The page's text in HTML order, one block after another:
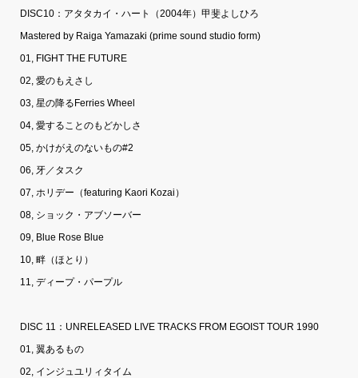
DISC10：アタタカイ・ハート（2004年）甲斐よしひろ
Mastered by Raiga Yamazaki (prime sound studio form)
01, FIGHT THE FUTURE
02, 愛のもえさし
03, 星の降るFerries Wheel
04, 愛することのもどかしさ
05, かけがえのないもの#2
06, 牙／タスク
07, ホリデー（featuring Kaori Kozai）
08, ショック・アブソーバー
09, Blue Rose Blue
10, 畔（ほとり）
11, ディープ・パープル
DISC 11：UNRELEASED LIVE TRACKS FROM EGOIST TOUR 1990
01, 翼あるもの
02, インジュユリィタイム